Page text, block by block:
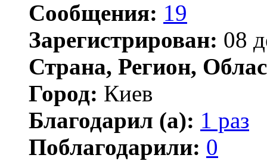
Сообщения: 19
Зарегистрирован: 08
Страна, Регион,
Город: Киев
Благодарил (а): 1 раз
Поблагодарили: 0